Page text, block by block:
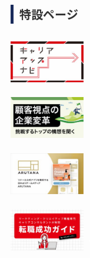
特設ページ